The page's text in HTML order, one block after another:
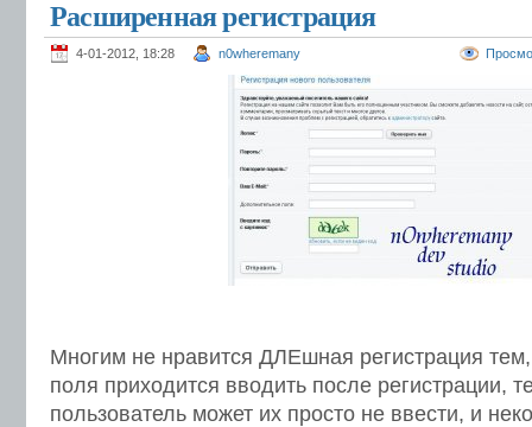
Расширенная регистрация
4-01-2012, 18:28 n0wheremany
Многим не нравится ДЛЕшная регистрация
поля приходится вводить после регистрации,
пользователь может их просто не ввести, и